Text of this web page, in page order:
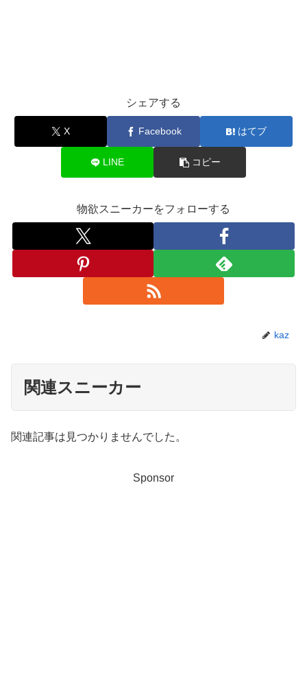
シェアする
X Facebook はてブ
LINE コピー
物欲スニーカーをフォローする
kaz
関連スニーカー
関連記事は見つかりませんでした。
Sponsor